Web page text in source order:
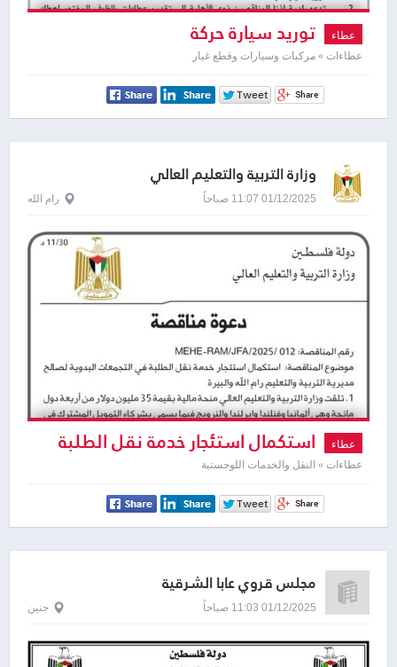
عطاء توريد سيارة حركة
عطاءات » مركبات وسيارات وقطع غيار
وزارة التربية والتعليم العالي
01/12/2025 11:07 صباحاً رام الله
عطاء استكمال استئجار خدمة نقل الطلبة
في التجمعات البدوية
عطاءات » النقل والخدمات اللوجستية
مجلس قروي عابا الشرقية
01/12/2025 11:03 صباحاً جنين